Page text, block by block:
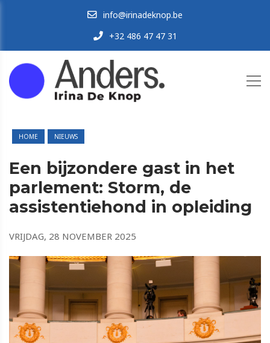
info@irinadeknop.be
+32 486 47 47 31
HOME NIEUWS
Een bijzondere gast in het
parlement: Storm, de
assistentiehond in opleiding
VRIJDAG, 28 NOVEMBER 2025